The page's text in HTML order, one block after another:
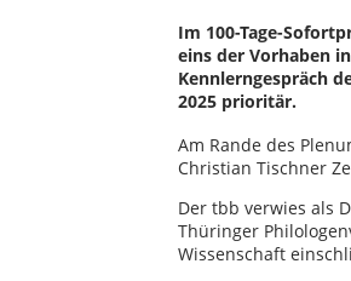
Im 100-Tage-
eins der Vorhaben
Kennlerngespräch
2025 prioritär.
Am Rande des
Christian Tischner
Der tbb verwies als
Thüringer
Wissenschaft